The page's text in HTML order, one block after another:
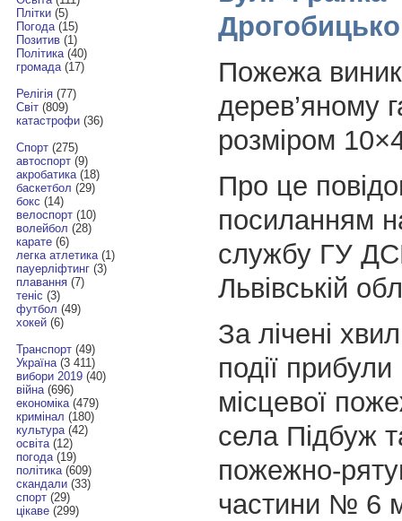
Плітки(5)
Погода(15)
Позитив(1)
Політика(40)
громада(17)
Релігія(77)
Світ(809)
катастрофи(36)
Спорт(275)
автоспорт(9)
акробатика(18)
баскетбол (29)
бокс (14)
велоспорт(10)
волейбол (28)
карате(6)
легка атлетика(1)
пауерліфтинг(3)
плавання(7)
теніс (3)
футбол (49)
хокей(6)
Транспорт(49)
Україна(3 411)
вибори 2019(40)
війна(696)
економіка(479)
кримінал (180)
культура(42)
освіта(12)
погода(19)
політика(609)
скандали(33)
спорт(29)
цікаве(299)
Пожежа
дерев’яному
розміром
Про це
посиланням
службу ГУ
Львівській
За лічені
події
місцевої
села Підбуж
пожежно-
частини № 6